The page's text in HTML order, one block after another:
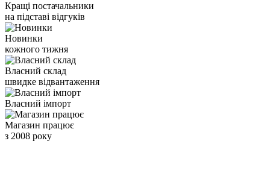
Кращі постачальники
на підставі відгуків
Новинки
кожного тижня
Власний склад
швидке відвантаження
Власний імпорт
Магазин працює
з 2008 року